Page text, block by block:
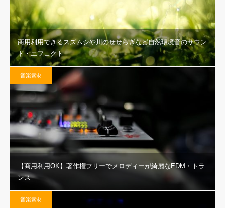
商用利用できるスズムシや川のせせらぎなど自然環境音のサウン
ド・エフェクト
音楽素材
【商用利用OK】著作権フリーでメロディーが綺麗なEDM・トラ
ンス
音楽素材